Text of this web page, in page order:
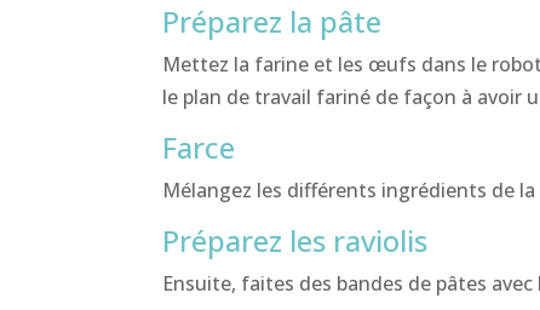
Préparez la pâte
Mettez la farine et les œufs dans le
le plan de travail fariné de façon à avoir
Farce
Mélangez les différents ingrédients de la
Préparez les raviolis
Ensuite, faites des bandes de pâtes